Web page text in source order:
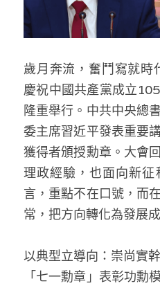
美西極權主義
極端暴恐實錄
莫綺琪專欄
招國偉專欄
高松傑專欄
林伯強專欄
馮煒光專欄
趙處機專欄
大衛sir專欄
黎智英案審訊
35+顛覆案
休閒好介紹
花生仔漫畫週記
人才招聘
商戶合作
支持讚助
條款及細則
關於我們
搜索
繁體中文
English
歲月奔流，奮鬥寫就時
慶祝中國共產黨成立
隆重舉行。中共中央總
委主席習近平發表重要
獲得者頒授勳章。大會
理政經驗，也面向新
言，重點不在口號，而
常，把方向轉化為發展
以典型立導向：崇尚實
「七一勳章」表彰功勳